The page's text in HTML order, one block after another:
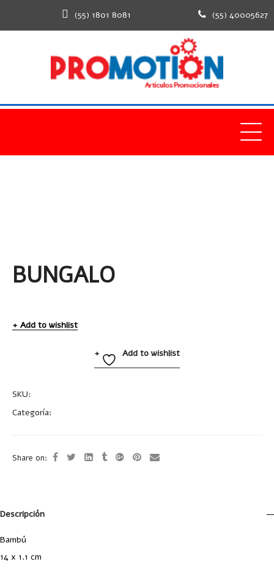
(55) 1801 8081 (55) 40005627
BUNGALO
Add to wishlist
Add to wishlist
SKU:
Categoría:
Share on:
Descripción
Bambú
14 x 1.1 cm